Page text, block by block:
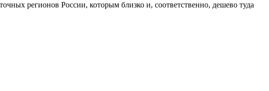
регионов России, которым близко и, соответственно, дешево туда